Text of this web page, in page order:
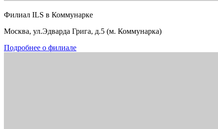
Филиал ILS в Коммунарке
Москва, ул.Эдварда Грига, д.5 (м. Коммунарка)
Подробнее о филиале